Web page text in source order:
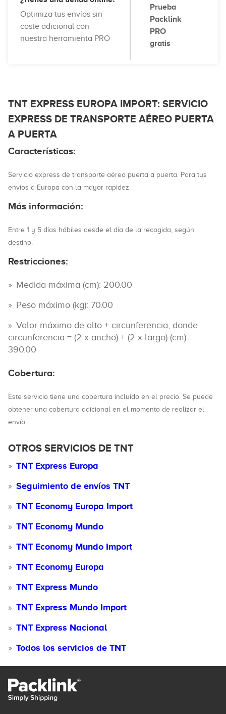
Optimiza tus envíos sin
coste adicional con
nuestra herramienta PRO
Prueba
Packlink
PRO
gratis
TNT EXPRESS EUROPA IMPORT: SERVICIO
EXPRESS DE TRANSPORTE AÉREO PUERTA
A PUERTA
Características:
Servicio express de transporte aéreo puerta a puerta. Para tus
envíos a Europa con la mayor rapidez.
Más información:
Entre 1 y 5 días hábiles desde el día de la recogida, según
destino.
Restricciones:
Medida máxima (cm): 200.00
Peso máximo (kg): 70.00
Valor máximo de alto + circunferencia, donde
circunferencia = (2 x ancho) + (2 x largo) (cm):
390.00
Cobertura:
Este servicio tiene una cobertura incluido en el precio. Se puede
obtener una cobertura adicional en el momento de realizar el
envío.
OTROS SERVICIOS DE TNT
TNT Express Europa
Seguimiento de envíos TNT
TNT Economy Europa Import
TNT Economy Mundo
TNT Economy Mundo Import
TNT Economy Europa
TNT Express Mundo
TNT Express Mundo Import
TNT Express Nacional
Todos los servicios de TNT